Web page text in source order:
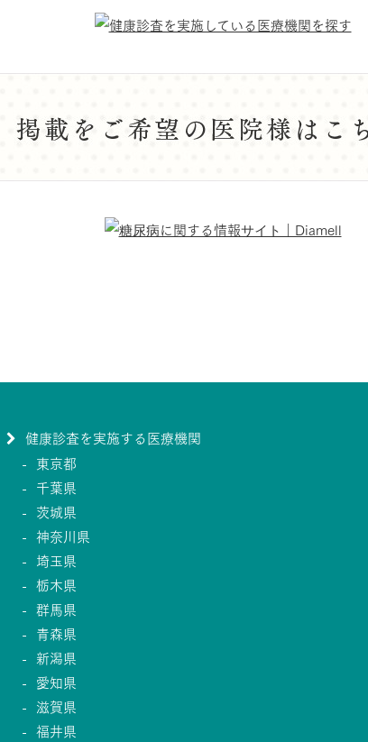
健康診査を実施する医療機関
東京都
千葉県
茨城県
神奈川県
埼玉県
栃木県
群馬県
青森県
新潟県
愛知県
滋賀県
福井県